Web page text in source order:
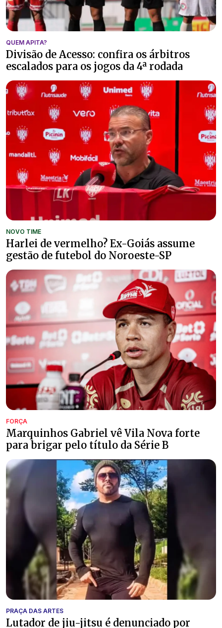
QUEM APITA?
Divisão de Acesso: confira os árbitros
escalados para os jogos da 4ª rodada
NOVO TIME
Harlei de vermelho? Ex-Goiás assume
gestão de futebol do Noroeste-SP
FORÇA
Marquinhos Gabriel vê Vila Nova forte
para brigar pelo título da Série B
PRAÇA DAS ARTES
Lutador de jiu-jitsu é denunciado por